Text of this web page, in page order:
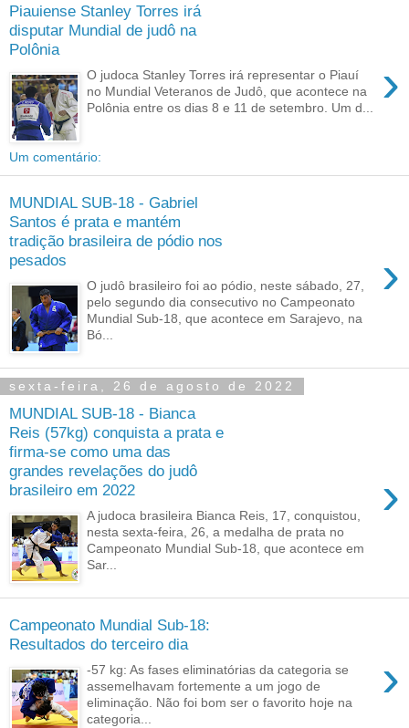
Piauiense Stanley Torres irá
disputar Mundial de judô na
Polônia
›
O judoca Stanley Torres irá representar o Piauí
no Mundial Veteranos de Judô, que acontece na
Polônia entre os dias 8 e 11 de setembro. Um d...
Um comentário:
MUNDIAL SUB-18 - Gabriel
Santos é prata e mantém
tradição brasileira de pódio nos
pesados
›
O judô brasileiro foi ao pódio, neste sábado, 27,
pelo segundo dia consecutivo no Campeonato
Mundial Sub-18, que acontece em Sarajevo, na
Bó...
sexta-feira, 26 de agosto de 2022
MUNDIAL SUB-18 - Bianca
Reis (57kg) conquista a prata e
firma-se como uma das
grandes revelações do judô
brasileiro em 2022
›
A judoca brasileira Bianca Reis, 17, conquistou,
nesta sexta-feira, 26, a medalha de prata no
Campeonato Mundial Sub-18, que acontece em
Sar...
Campeonato Mundial Sub-18:
Resultados do terceiro dia
›
-57 kg: As fases eliminatórias da categoria se
assemelhavam fortemente a um jogo de
eliminação. Não foi bom ser o favorito hoje na
categoria...